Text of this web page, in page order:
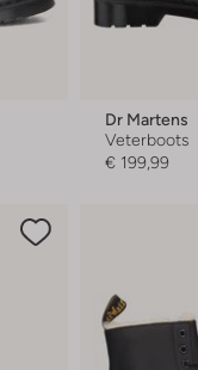
Dr Martens
Veterboots
€ 199,99